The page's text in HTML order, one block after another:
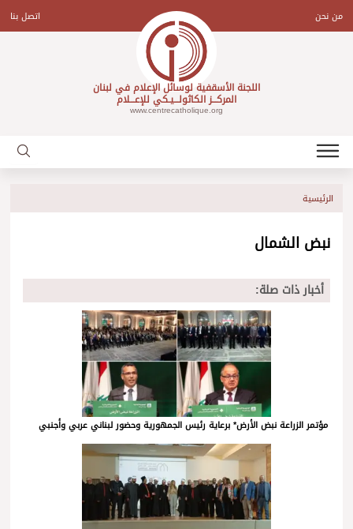
contentمن نحن اتصل بنا
اللجنة الأسقفية لوسائل الإعلام في لبنان
المركـــز الكاثولـــيـكي للإعـــلام
www.centrecatholique.org
الرئيسية
نبض الشمال
أخبار ذات صلة:
مؤتمر الزراعة نبض الأرض* برعاية رئيس الجمهورية وحضور لبناني عربي وأجنبي